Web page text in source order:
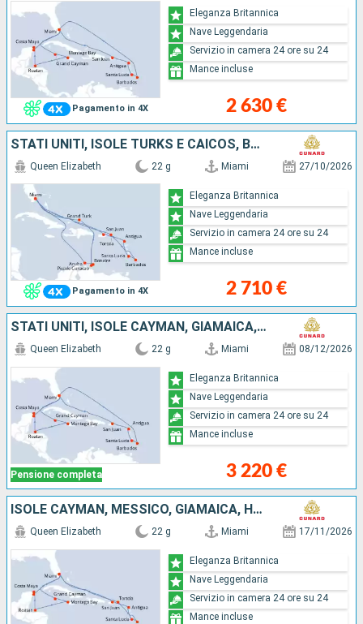
Pagamento in 4X 2 630 €
Eleganza Britannica
Nave Leggendaria
Servizio in camera 24 ore su 24
Mance incluse
STATI UNITI, ISOLE TURKS E CAICOS, BONAIRE, ARUBA, PORTORICO, ANTIGUA E BARBUDA, SANTA LUCIA, BARBADOS, SAINT MARTIN, TORTOLA
Pagamento in 4X
Queen Elizabeth 22 g Miami 27/10/2026
2 710 €
Eleganza Britannica
Nave Leggendaria
Servizio in camera 24 ore su 24
Mance incluse
STATI UNITI, ISOLE CAYMAN, GIAMAICA, HONDURAS, MESSICO, PORTORICO, ANTIGUA E BARBUDA, SANTA LUCIA, BARBADOS, SAINT MARTIN
Pensione completa
Queen Elizabeth 22 g Miami 08/12/2026
3 220 €
Eleganza Britannica
Nave Leggendaria
Servizio in camera 24 ore su 24
Mance incluse
ISOLE CAYMAN, MESSICO, GIAMAICA, HONDURAS, STATI UNITI, PORTORICO, ANTIGUA E BARBUDA, SANTA LUCIA, BARBADOS, TORTOLA, SAINT MARTIN
Queen Elizabeth 22 g Miami 17/11/2026
Eleganza Britannica
Nave Leggendaria
Servizio in camera 24 ore su 24
Mance incluse